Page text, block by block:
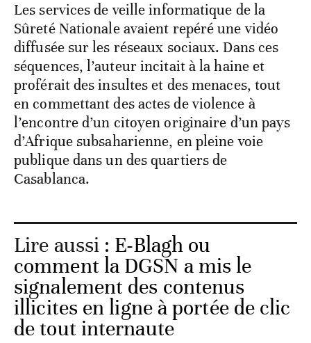
​Les services de veille informatique de la
Sûreté Nationale avaient repéré une vidéo
diffusée sur les réseaux sociaux. Dans ces
séquences, l’auteur incitait à la haine et
proférait des insultes et des menaces, tout
en commettant des actes de violence à
l’encontre d’un citoyen originaire d’un pays
d’Afrique subsaharienne, en pleine voie
publique dans un des quartiers de
Casablanca.
Lire aussi : E-Blagh ou
comment la DGSN a mis le
signalement des contenus
illicites en ligne à portée de clic
de tout internaute